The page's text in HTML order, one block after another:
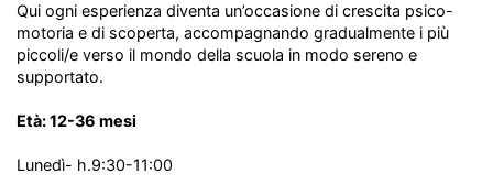
Qui ogni esperienza diventa un’occasione di crescita psico-
motoria e di scoperta, accompagnando gradualmente i più
piccoli/e verso il mondo della scuola in modo sereno e
supportato.
Età: 12-36 mesi
Lunedì- h.9:30-11:00